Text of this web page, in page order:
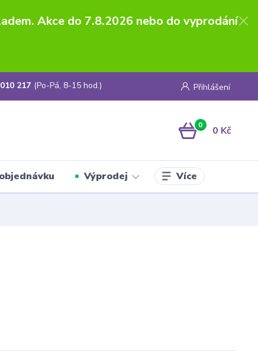
Akce do 7.8.2026 nebo do vyprodání
Přihlášení
217 (Po-Pá, 8-15 hod.)
0 0 Kč
Výprodej Více